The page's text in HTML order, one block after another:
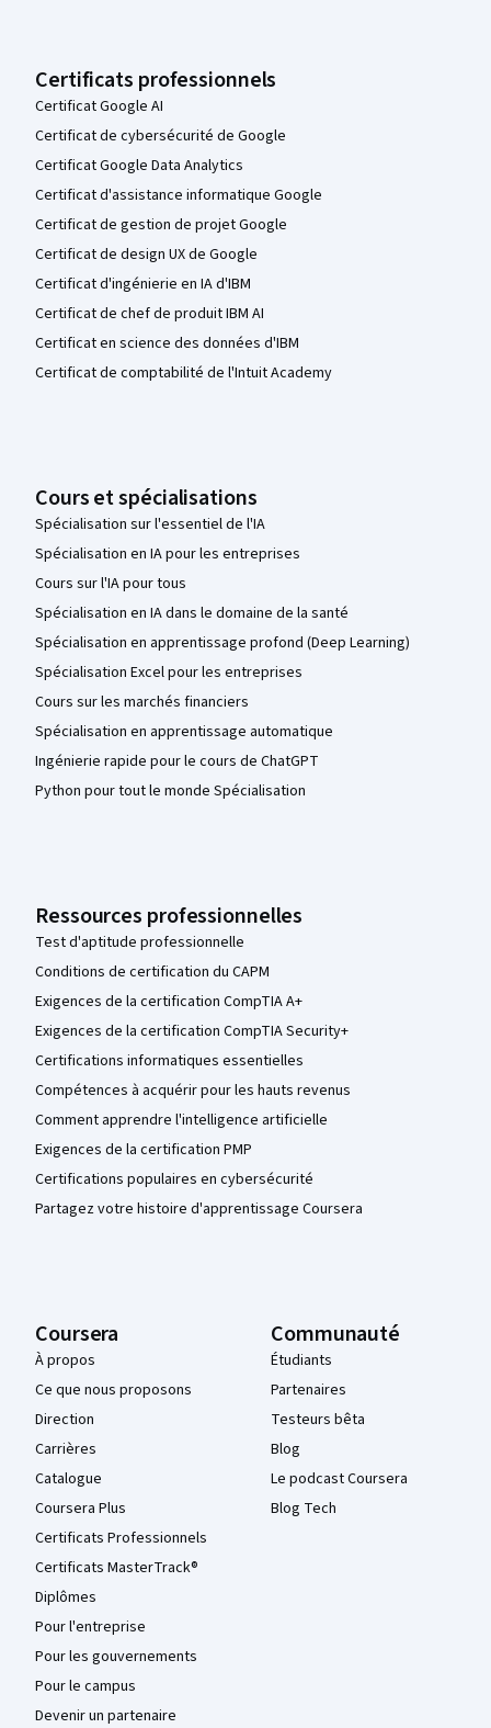
Certificats professionnels
Certificat Google AI
Certificat de cybersécurité de Google
Certificat Google Data Analytics
Certificat d'assistance informatique Google
Certificat de gestion de projet Google
Certificat de design UX de Google
Certificat d'ingénierie en IA d'IBM
Certificat de chef de produit IBM AI
Certificat en science des données d'IBM
Certificat de comptabilité de l'Intuit Academy
Cours et spécialisations
Spécialisation sur l'essentiel de l'IA
Spécialisation en IA pour les entreprises
Cours sur l'IA pour tous
Spécialisation en IA dans le domaine de la santé
Spécialisation en apprentissage profond (Deep Learning)
Spécialisation Excel pour les entreprises
Cours sur les marchés financiers
Spécialisation en apprentissage automatique
Ingénierie rapide pour le cours de ChatGPT
Python pour tout le monde Spécialisation
Ressources professionnelles
Test d'aptitude professionnelle
Conditions de certification du CAPM
Exigences de la certification CompTIA A+
Exigences de la certification CompTIA Security+
Certifications informatiques essentielles
Compétences à acquérir pour les hauts revenus
Comment apprendre l'intelligence artificielle
Exigences de la certification PMP
Certifications populaires en cybersécurité
Partagez votre histoire d'apprentissage Coursera
Coursera
À propos
Ce que nous proposons
Direction
Carrières
Catalogue
Coursera Plus
Certificats Professionnels
Certificats MasterTrack®
Diplômes
Pour l'entreprise
Pour les gouvernements
Pour le campus
Devenir un partenaire
Communauté
Étudiants
Partenaires
Testeurs bêta
Blog
Le podcast Coursera
Blog Tech